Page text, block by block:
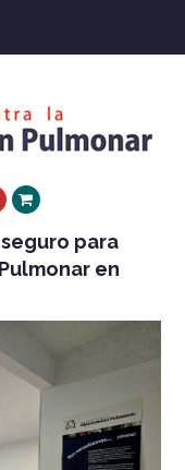
Xing
para
en